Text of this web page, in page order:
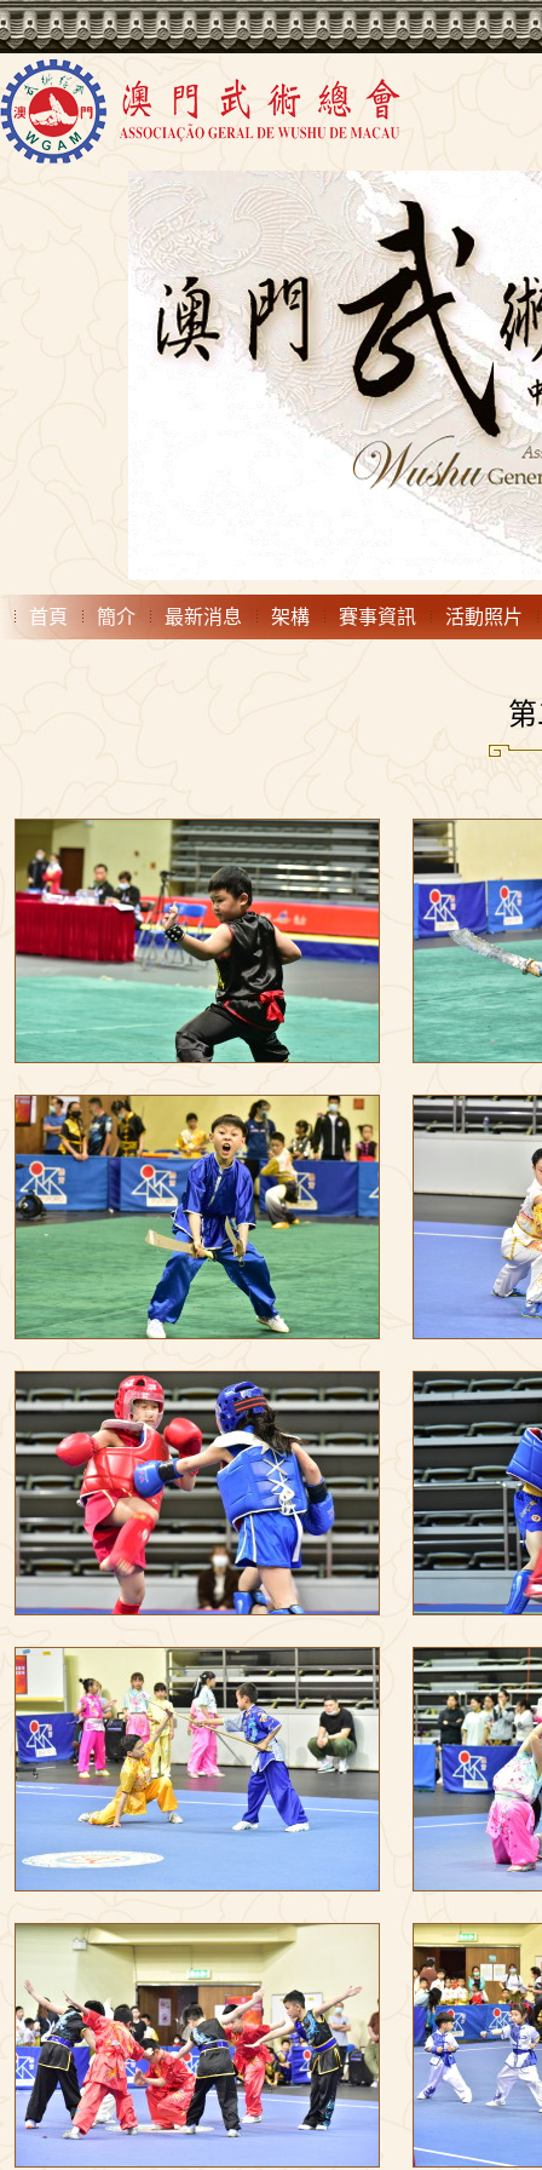
首頁 簡介 最新消息 架構 賽事資訊 活動照片